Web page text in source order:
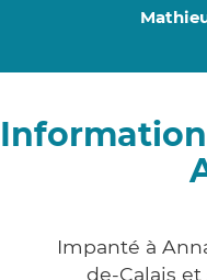
Impanté à
de-Calais